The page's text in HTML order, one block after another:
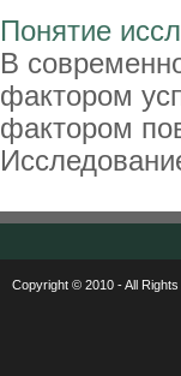
Понятие
В
фактором
фактором
Copyright © 2010 - All